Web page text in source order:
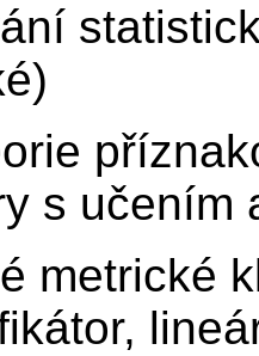
s učením
metrické